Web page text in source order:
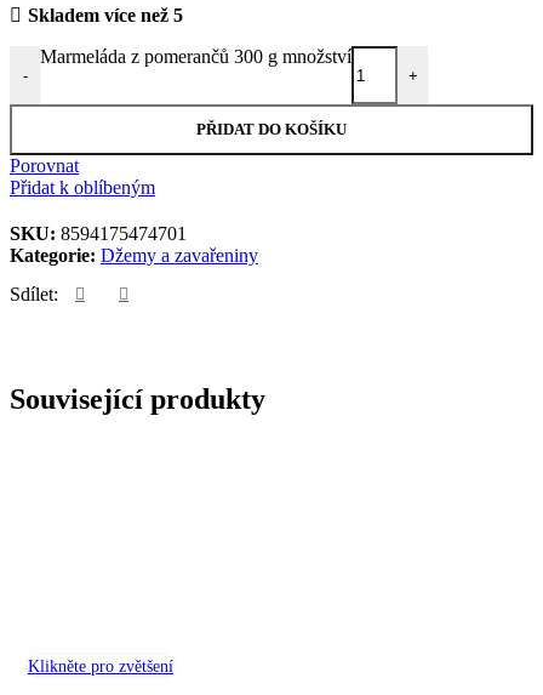
Klikněte pro zvětšení
Skladem více než 5
-
Marmeláda z pomerančů 300 g množství
+
PŘIDAT DO KOŠÍKU
Porovnat
Přidat k oblíbeným
SKU: 8594175474701
Kategorie: Džemy a zavařeniny
Sdílet:
Související produkty